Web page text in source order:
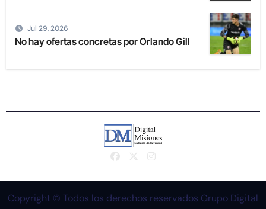
Jul 29, 2026
No hay ofertas concretas por Orlando Gill
Copyright © Todos los derechos reservados Grupo Digital